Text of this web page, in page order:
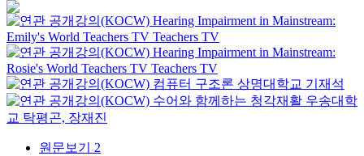
Hearing Impairment in Mainstream:
Emily's World Teachers TV Teachers TV
Hearing Impairment in Mainstream:
Rosie's World Teachers TV Teachers TV
컴퓨터 구조론 상명대학교 기재석
수어와 함께하는 청각재활 우송대학
교 탁평곤, 장재진
원문보기 2